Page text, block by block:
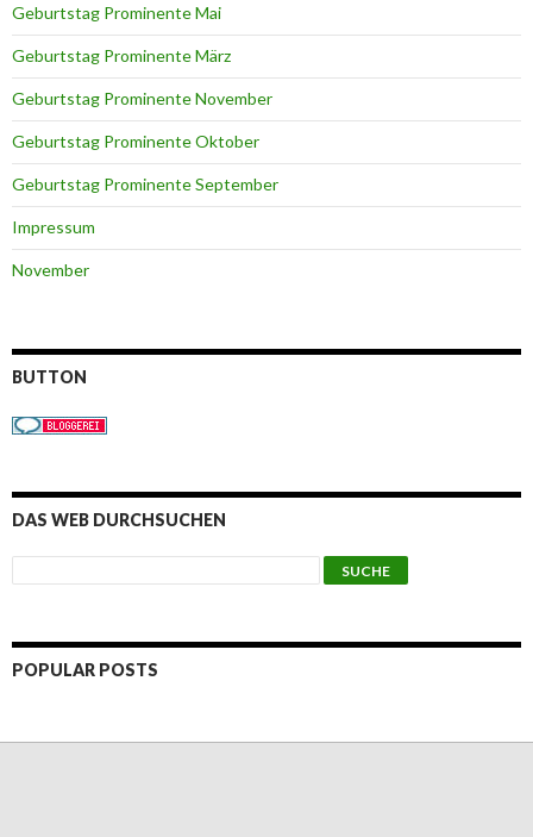
Geburtstag Prominente Mai
Geburtstag Prominente März
Geburtstag Prominente November
Geburtstag Prominente Oktober
Geburtstag Prominente September
Impressum
November
BUTTON
DAS WEB DURCHSUCHEN
POPULAR POSTS